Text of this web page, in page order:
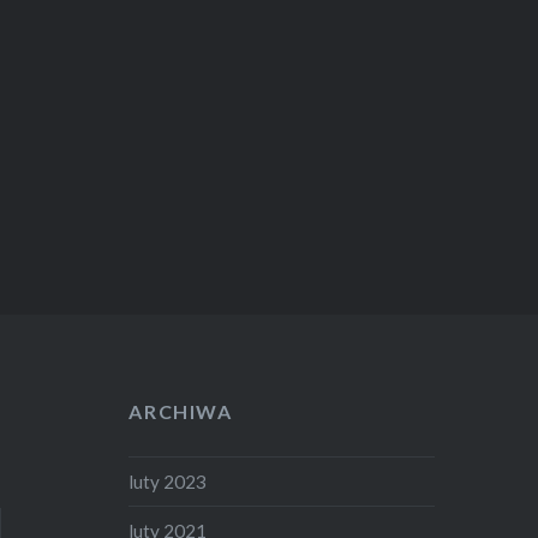
ARCHIWA
luty 2023
luty 2021